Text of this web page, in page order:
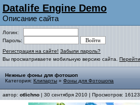
Datalife Engine Demo
Описание сайта
Логин:
Пароль:
Регистрация на сайте! Забыли пароль?
Вы просматриваете мобильную версию сайта.
Нежные фоны для фотошоп
Категория: Клипарты » Фоны для Фотошопа
автор: otlichno | 30 сентября 2010 | Просмотров: 16123